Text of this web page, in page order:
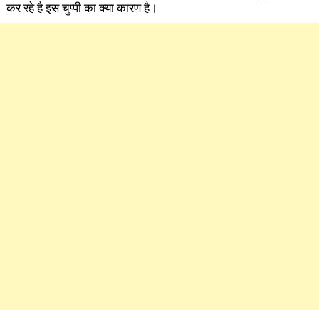
कर रहे है इस चुप्पी का क्या कारण है।